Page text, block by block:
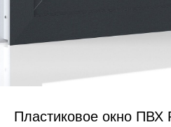
Пластиковое окно ПВХ